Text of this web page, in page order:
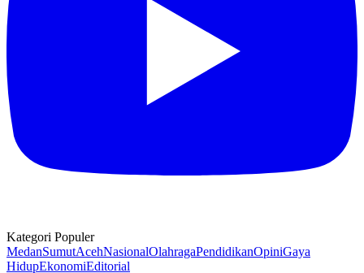
Kategori Populer
MedanSumutAcehNasionalOlahragaPendidikanOpiniGaya
HidupEkonomiEditorial